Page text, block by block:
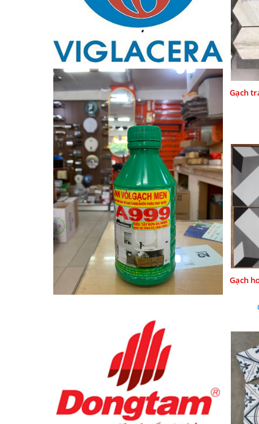
Gạch
Gạch